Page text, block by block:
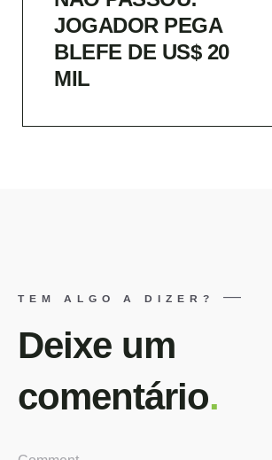
JOGADOR PEGA
BLEFE DE US$ 20
MIL
TEM ALGO A DIZER?
Deixe um
comentário.